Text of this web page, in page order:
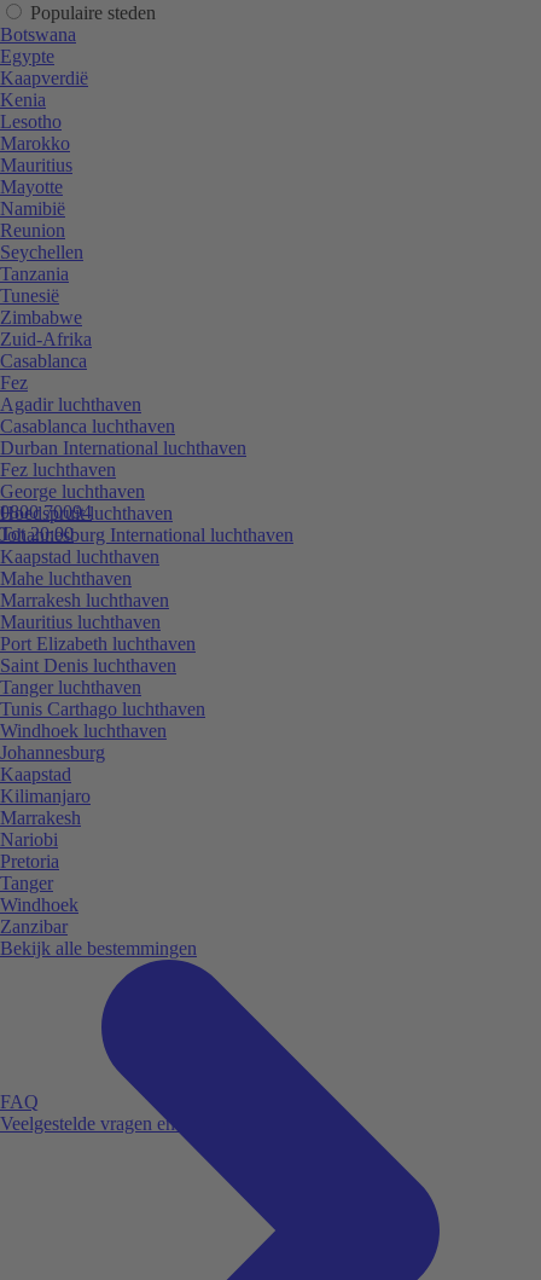
0800 70094
Tot 20:00
FAQ
Veelgestelde vragen en antwoorden.
Populaire steden
Botswana
Egypte
Kaapverdië
Kenia
Lesotho
Marokko
Mauritius
Mayotte
Namibië
Reunion
Seychellen
Tanzania
Tunesië
Zimbabwe
Zuid-Afrika
Casablanca
Fez
Agadir luchthaven
Casablanca luchthaven
Durban International luchthaven
Fez luchthaven
George luchthaven
Hoedspruit luchthaven
Johannesburg International luchthaven
Kaapstad luchthaven
Mahe luchthaven
Marrakesh luchthaven
Mauritius luchthaven
Port Elizabeth luchthaven
Saint Denis luchthaven
Tanger luchthaven
Tunis Carthago luchthaven
Windhoek luchthaven
Johannesburg
Kaapstad
Kilimanjaro
Marrakesh
Nariobi
Pretoria
Tanger
Windhoek
Zanzibar
Bekijk alle bestemmingen